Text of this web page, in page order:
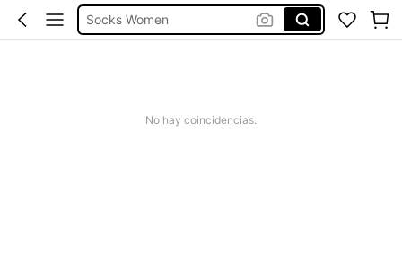
Socks Women
Medias De Mujer
No hay coincidencias.